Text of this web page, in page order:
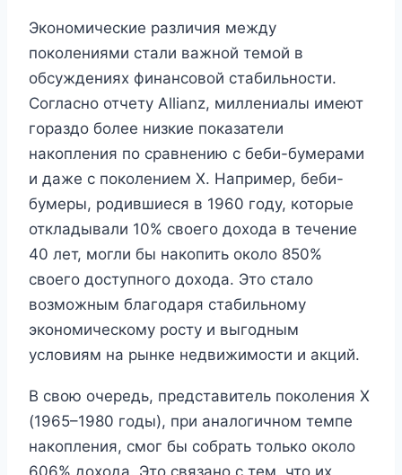
Экономические различия между
поколениями стали важной темой в
обсуждениях финансовой стабильности.
Согласно отчету Allianz, миллениалы имеют
гораздо более низкие показатели
накопления по сравнению с беби-бумерами
и даже с поколением X. Например, беби-
бумеры, родившиеся в 1960 году, которые
откладывали 10% своего дохода в течение
40 лет, могли бы накопить около 850%
своего доступного дохода. Это стало
возможным благодаря стабильному
экономическому росту и выгодным
условиям на рынке недвижимости и акций.
В свою очередь, представитель поколения X
(1965–1980 годы), при аналогичном темпе
накопления, смог бы собрать только около
606% дохода. Это связано с тем, что их